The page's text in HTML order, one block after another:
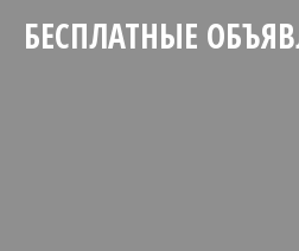
БЕСПЛАТНЫЕ